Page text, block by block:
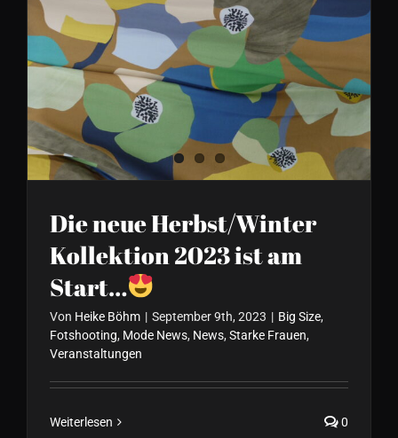
Die neue Herbst/Winter
Kollektion 2023 ist am Start…
Die neue Herbst/Winter
Kollektion 2023 ist am
Start…
Von Heike Böhm | September 9th, 2023 | Big Size,
Fotshooting, Mode News, News, Starke Frauen,
Veranstaltungen
Weiterlesen 0